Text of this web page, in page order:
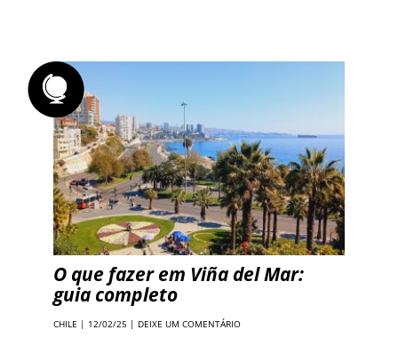
O que fazer em Viña del Mar:
guia completo
CHILE | 12/02/25 | DEIXE UM COMENTÁRIO